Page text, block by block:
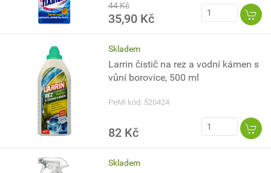
44 Kč
35,90 Kč
Skladem
Larrin čistič na rez a vodní kámen s
vůní borovice, 500 ml
PeMi kód: 520424
82 Kč
Skladem